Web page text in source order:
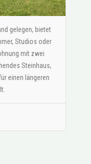
gelegen, bietet
Studios oder
mit zwei
Steinhaus,
einen längeren